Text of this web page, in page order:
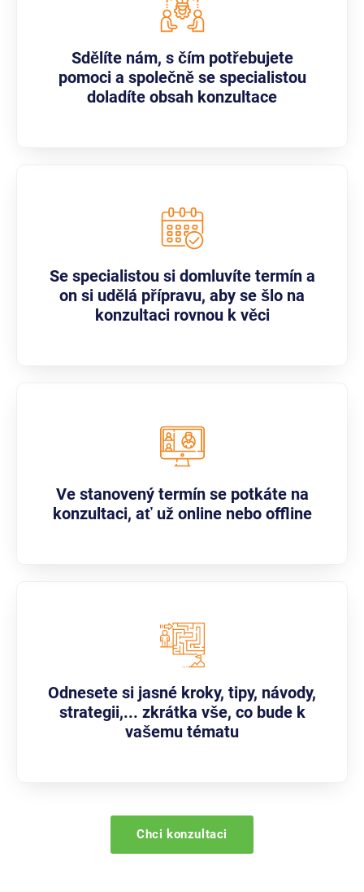
Sdělíte nám, s čím potřebujete
pomoci a společně se specialistou
doladíte obsah konzultace
Se specialistou si domluvíte termín a
on si udělá přípravu, aby se šlo na
konzultaci rovnou k věci
Ve stanovený termín se potkáte na
konzultaci, ať už online nebo offline
Odnesete si jasné kroky, tipy, návody,
strategii,... zkrátka vše, co bude k
vašemu tématu
Chci konzultaci